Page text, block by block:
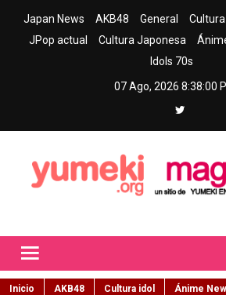
Japan News AKB48 General Cultura
JPop actual
Cultura Japonesa
Idols 70s
07 Ago, 2026 8:38:01
Inicio AKB48 Cultura idol Ánime